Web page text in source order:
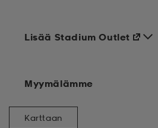
Lisää Stadium Outlet
Myymälämme
Karttaan